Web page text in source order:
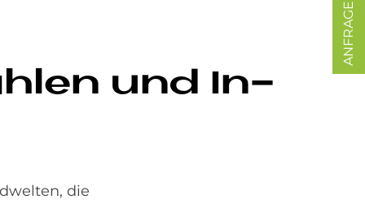
und In­
die
ANFRAGE